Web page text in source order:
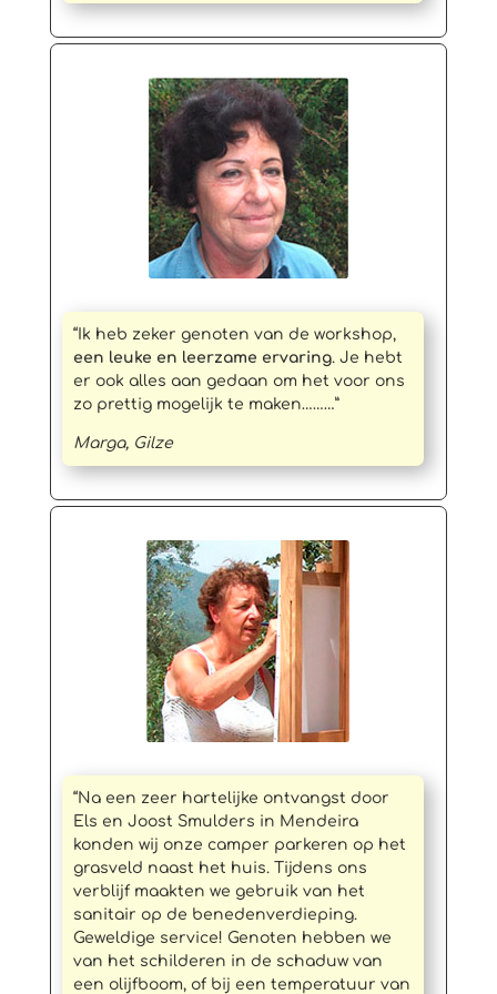
“Ik heb zeker genoten van de workshop,
een leuke en leerzame ervaring. Je hebt
er ook alles aan gedaan om het voor ons
zo prettig mogelijk te maken………”
Marga, Gilze
“Na een zeer hartelijke ontvangst door
Els en Joost Smulders in Mendeira
konden wij onze camper parkeren op het
grasveld naast het huis. Tijdens ons
verblijf maakten we gebruik van het
sanitair op de benedenverdieping.
Geweldige service! Genoten hebben we
van het schilderen in de schaduw van
een olijfboom, of bij een temperatuur van